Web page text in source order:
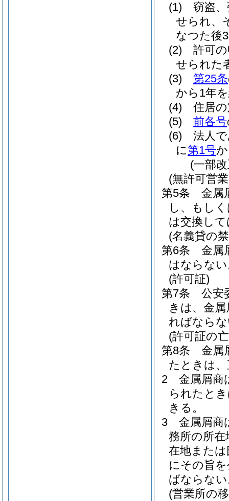
(1)
窃盗
せられ、
なつた後
(2)
許可
せられた
(3)
第25条
から1年
(4)
住居
(5)
前各号
(6)
法人
に第1号
(一部
(無許可営
第5条
金属
し、もし
は交換し
(名義貸の
第6条
金属
はならな
(許可証)
第7条
公安
きは、金
ればなら
(許可証の
第8条
金属
たときは
2
金属屑商
られたと
きる。
3
金属屑商
務所の所
在地また
にその旨
ばならな
(営業所の